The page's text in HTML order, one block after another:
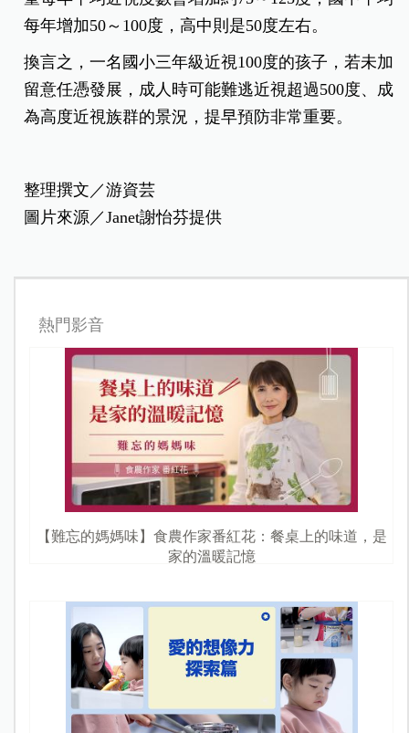
每年增加50～100度，高中則是50度左右。
換言之，一名國小三年級近視100度的孩子，若未加
留意任憑發展，成人時可能難逃近視超過500度、成
為高度近視族群的景況，提早預防非常重要。
整理撰文／游資芸
圖片來源／Janet謝怡芬提供
熱門影音
【難忘的媽媽味】食農作家番紅花：餐桌上的味道，是
家的溫暖記憶